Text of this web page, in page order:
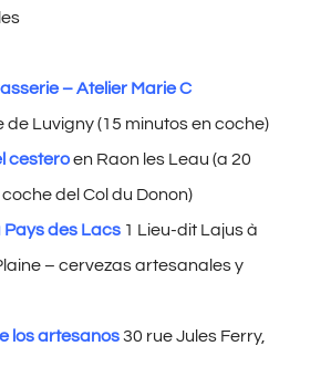
– Atelier Marie C
de Luvigny (15 minutos en coche)
cesteroen Raon les Leau (a 20
del Col du Donon)
des Lacs 1 Lieu-dit Lajus à
– cervezas artesanales y
los artesanos30 rue Jules Ferry,